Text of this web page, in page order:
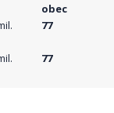
obec
77
77